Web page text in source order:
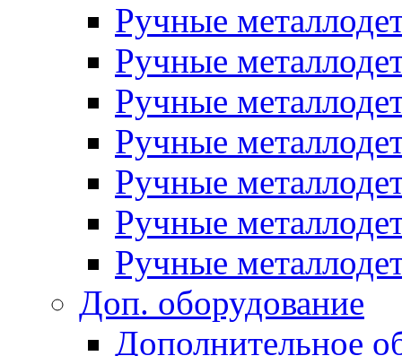
Ручные
Ручные
Ручные
Ручные
Ручные
Ручные
Ручные
Доп. оборудование
Дополнительное